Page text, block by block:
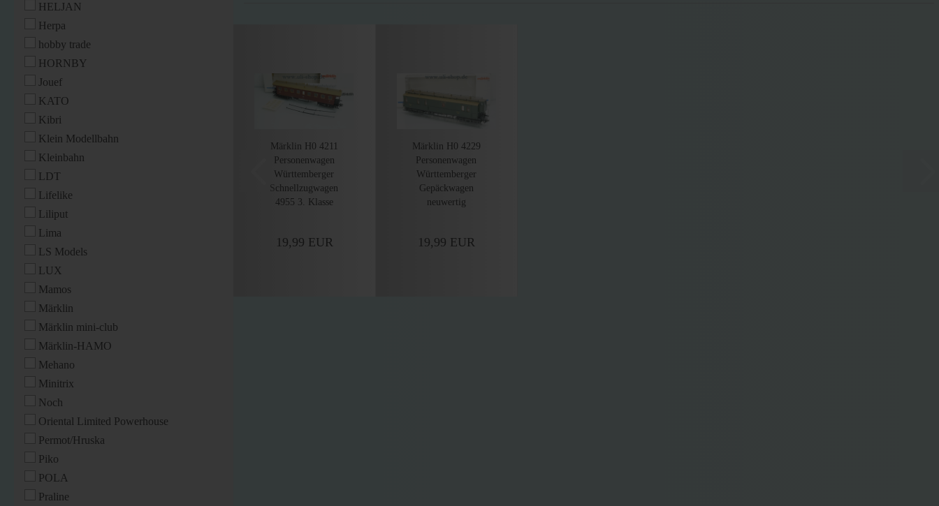
Märklin H0 4211
Personenwagen
Württemberger
Schnellzugwagen
4955 3. Klasse
19,99 EUR
Märklin H0 4229
Personenwagen
Württemberger
Gepäckwagen
neuwertig
19,99 EUR
HELJAN
Herpa
hobby trade
HORNBY
Jouef
KATO
Kibri
Klein Modellbahn
Kleinbahn
LDT
Lifelike
Liliput
Lima
LS Models
LUX
Mamos
Märklin
Märklin mini-club
Märklin-HAMO
Mehano
Minitrix
Noch
Oriental Limited Powerhouse
Permot/Hruska
Piko
POLA
Praline